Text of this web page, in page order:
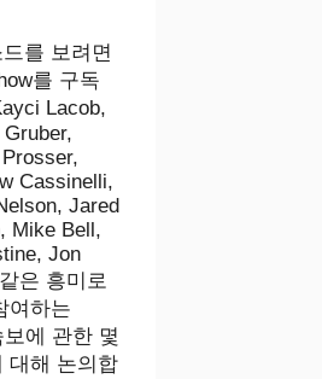
를 보려면
를 구독
Lacob,
Cassinelli,
Jared
Mike Bell,
Jon
은 흥미로
여하는
에 관한 몇
대해 논의합